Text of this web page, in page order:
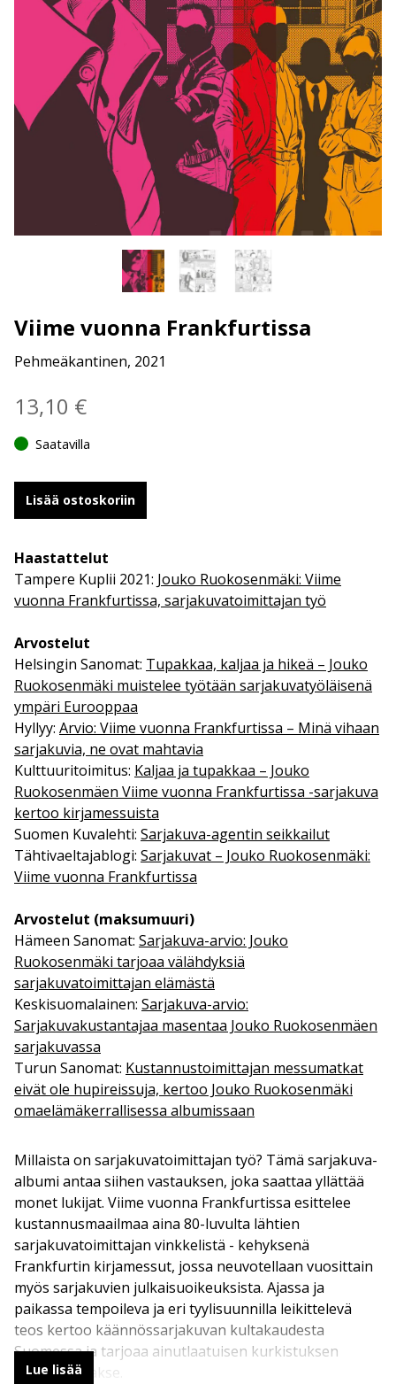
Viime vuonna Frankfurtissa
Pehmeäkantinen, 2021
13,10 €
Saatavilla
Lisää ostoskoriin
Haastattelut
Tampere Kuplii 2021: Jouko Ruokosenmäki: Viime
vuonna Frankfurtissa, sarjakuvatoimittajan työ
Arvostelut
Helsingin Sanomat: Tupakkaa, kaljaa ja hikeä – Jouko
Ruokosenmäki muistelee työtään sarjakuvatyöläisenä
ympäri Eurooppaa
Hyllyy: Arvio: Viime vuonna Frankfurtissa – Minä vihaan
sarjakuvia, ne ovat mahtavia
Kulttuuritoimitus: Kaljaa ja tupakkaa – Jouko
Ruokosenmäen Viime vuonna Frankfurtissa -sarjakuva
kertoo kirjamessuista
Suomen Kuvalehti: Sarjakuva-agentin seikkailut
Tähtivaeltajablogi: Sarjakuvat – Jouko Ruokosenmäki:
Viime vuonna Frankfurtissa
Arvostelut (maksumuuri)
Hämeen Sanomat: Sarjakuva-arvio: Jouko
Ruokosenmäki tarjoaa välähdyksiä
sarjakuvatoimittajan elämästä
Keskisuomalainen: Sarjakuva-arvio:
Sarjakuvakustantajaa masentaa Jouko Ruokosenmäen
sarjakuvassa
Turun Sanomat: Kustannustoimittajan messumatkat
eivät ole hupireissuja, kertoo Jouko Ruokosenmäki
omaelämäkerrallisessa albumissaan
Millaista on sarjakuvatoimittajan työ? Tämä sarjakuva-
albumi antaa siihen vastauksen, joka saattaa yllättää
monet lukijat. Viime vuonna Frankfurtissa esittelee
kustannusmaailmaa aina 80-luvulta lähtien
sarjakuvatoimittajan vinkkelistä - kehyksenä
Frankfurtin kirjamessut, jossa neuvotellaan vuosittain
myös sarjakuvien julkaisuoikeuksista. Ajassa ja
paikassa tempoileva ja eri tyylisuunnilla leikittelevä
teos kertoo käännössarjakuvan kultakaudesta
Suomessa ja tarjoaa ainutlaatuisen kurkistuksen
kulissien taakse.
Lue lisää